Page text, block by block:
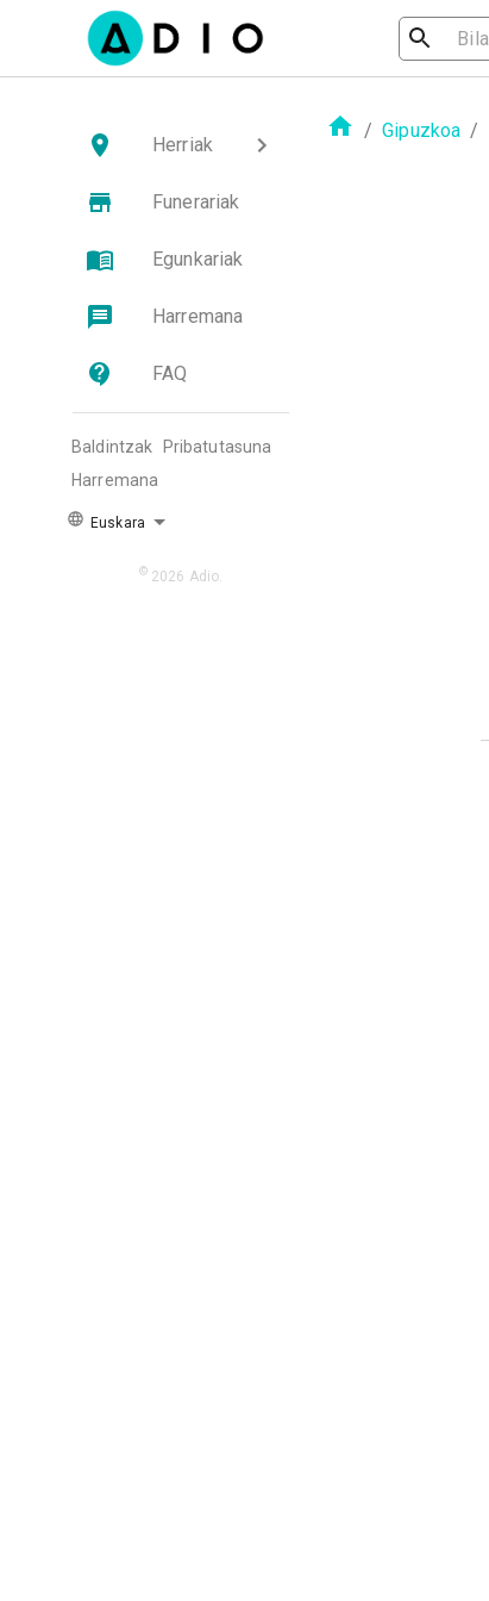
Herriak
Funerariak
Egunkariak
Harremana
FAQ
Baldintzak
Pribatutasuna
Harremana
Euskara
© 2026 Adio.
/ Gipuzkoa /